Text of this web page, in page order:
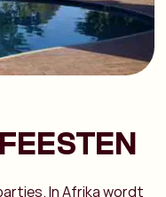
In Afrika wordt